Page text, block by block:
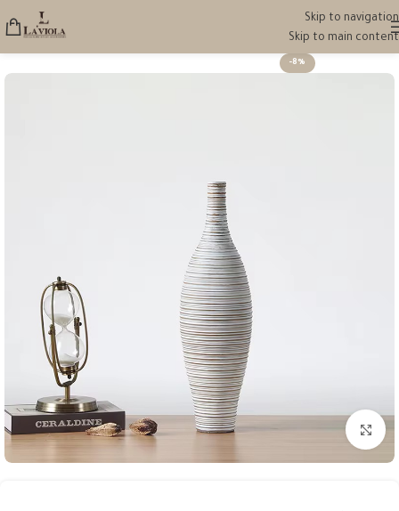
Skip to navigation
Skip to main content
-8%
انقر للتكبير